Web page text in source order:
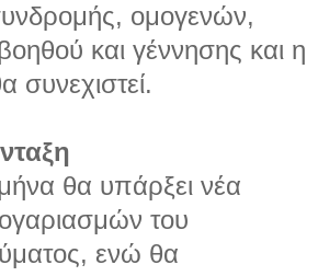
ομογενών,
και γέννησης και η
συνεχιστεί.
θα υπάρξει νέα
του
ενώ θα